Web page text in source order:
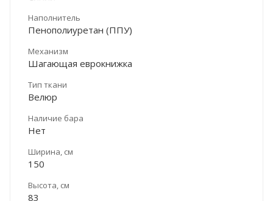
Наполнитель
Пенополиуретан (ППУ)
Механизм
Шагающая еврокнижка
Тип ткани
Велюр
Наличие бара
Нет
Ширина, см
150
Высота, см
83